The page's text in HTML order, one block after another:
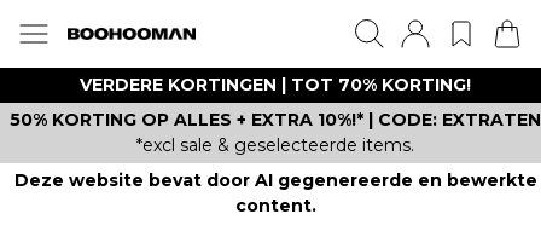
VERDERE KORTINGEN | TOT 70% KORTING!
50% KORTING OP ALLES + EXTRA 10%!* | CODE: EXTRATEN
*excl sale & geselecteerde items.
Deze website bevat door AI gegenereerde en bewerkte
content.